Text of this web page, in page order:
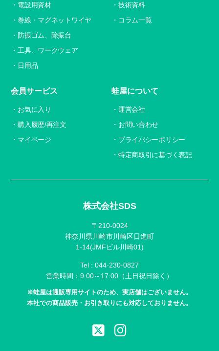
株式会社SDS
〒210-0024
神奈川県川崎市川崎区日進町
1-14(JMFビル川崎01)
Tel : 044-230-0827
営業時間：9:00～17:00（土日祝日除く）
※蛙屋は通販専用サイトのため、実店舗はございません。
本社での商品販売・お引き取りにも対応しておりません。
電設用資材
巻線・マグネットワイヤ
防振ゴム、除振台
工具、ワークウェア
日用品
技術資料
コラム一覧
会員サービス
お気に入り
購入履歴/再注文
マイページ
蛙屋について
運営会社
お問い合わせ
プライバシーポリシー
特定商取引に基づく表記